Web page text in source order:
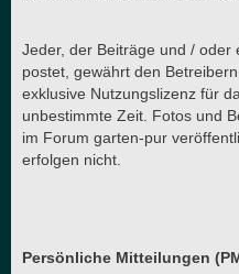
Jeder, der Beiträge und /
postet, gewährt den
exklusive Nutzungslizenz für
unbestimmte Zeit. Fotos und
im Forum garten-pur
erfolgen nicht.
Persönliche Mitteilungen